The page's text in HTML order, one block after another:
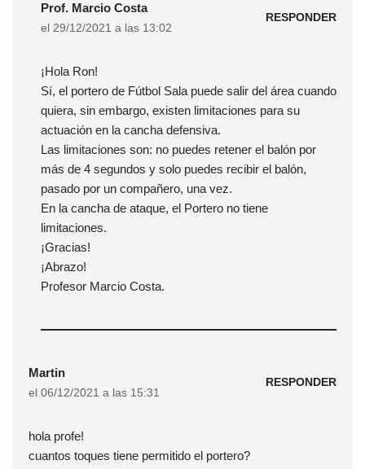
Prof. Marcio Costa
el 29/12/2021 a las 13:02
RESPONDER
¡Hola Ron!
Sí, el portero de Fútbol Sala puede salir del área cuando
quiera, sin embargo, existen limitaciones para su
actuación en la cancha defensiva.
Las limitaciones son: no puedes retener el balón por
más de 4 segundos y solo puedes recibir el balón,
pasado por un compañero, una vez.
En la cancha de ataque, el Portero no tiene
limitaciones.
¡Gracias!
¡Abrazo!
Profesor Marcio Costa.
Martin
el 06/12/2021 a las 15:31
RESPONDER
hola profe!
cuantos toques tiene permitido el portero?